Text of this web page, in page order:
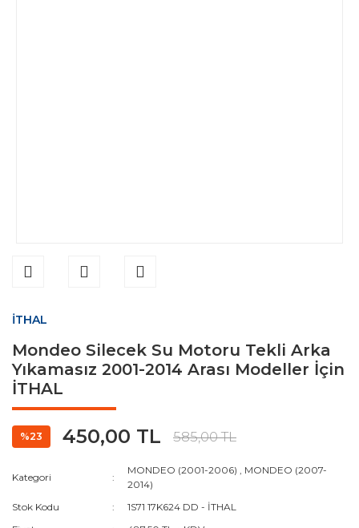
İTHAL
Mondeo Silecek Su Motoru Tekli Arka
Yıkamasız 2001-2014 Arası Modeller İçin
İTHAL
%23 450,00 TL 585,00 TL
Kategori
MONDEO (2001-2006) , MONDEO (2007-
2014)
Stok Kodu
1S71 17K624 DD - İTHAL